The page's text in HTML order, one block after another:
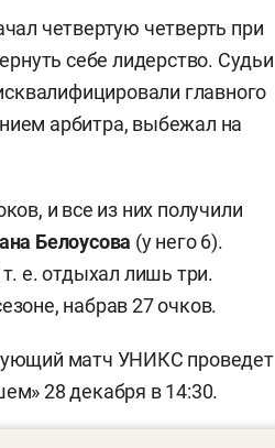
четвертую четверть при
себе лидерство. Судьи
главного
арбитра, выбежал на
и все из них получили
Белоусова (у него 6).
е. отдыхал лишь три.
набрав 27 очков.
матч УНИКС проведет
28 декабря в 14:30.